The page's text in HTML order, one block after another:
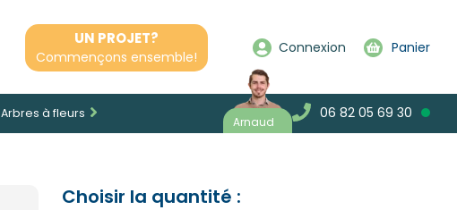
UN PROJET?
Commençons ensemble!
Connexion Panier
Arbres à fleurs
Arnaud
06 82 05 69 30
Choisir la quantité :